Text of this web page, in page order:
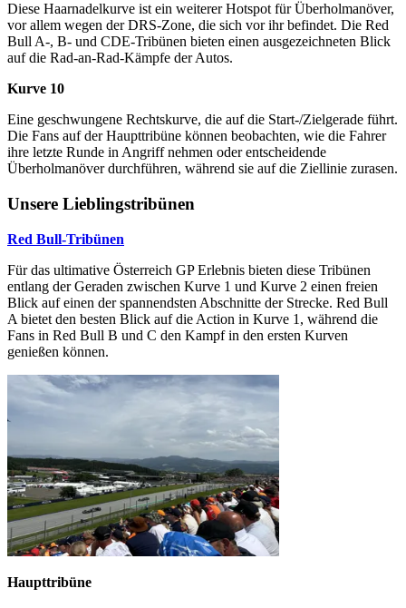
Diese Haarnadelkurve ist ein weiterer Hotspot für Überholmanöver,
vor allem wegen der DRS-Zone, die sich vor ihr befindet. Die Red
Bull A-, B- und CDE-Tribünen bieten einen ausgezeichneten Blick
auf die Rad-an-Rad-Kämpfe der Autos.
Kurve 10
Eine geschwungene Rechtskurve, die auf die Start-/Zielgerade führt.
Die Fans auf der Haupttribüne können beobachten, wie die Fahrer
ihre letzte Runde in Angriff nehmen oder entscheidende
Überholmanöver durchführen, während sie auf die Ziellinie zurasen.
Unsere Lieblingstribünen
Red Bull-Tribünen
Für das ultimative Österreich GP Erlebnis bieten diese Tribünen
entlang der Geraden zwischen Kurve 1 und Kurve 2 einen freien
Blick auf einen der spannendsten Abschnitte der Strecke. Red Bull
A bietet den besten Blick auf die Action in Kurve 1, während die
Fans in Red Bull B und C den Kampf in den ersten Kurven
genießen können.
Haupttribüne